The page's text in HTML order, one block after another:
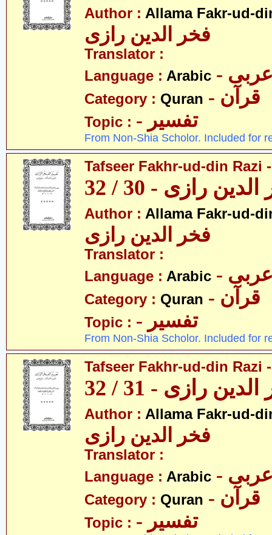
Author : Allama Fakr-ud-
فخر الدین رازی
Translator :
Language : Arabic عربی
Category : Quran - قرآن
Topic : - تفسیر
From Non-Shia Scholor. Included for
Tafseer Fakhr-ud-din Razi
رازی - 30 / 32
Author : Allama Fakr-ud-
فخر الدین رازی
Translator :
Language : Arabic عربی
Category : Quran - قرآن
Topic : - تفسیر
From Non-Shia Scholor. Included for
Tafseer Fakhr-ud-din Razi
رازی - 31 / 32
Author : Allama Fakr-ud-
فخر الدین رازی
Translator :
Language : Arabic عربی
Category : Quran - قرآن
Topic : - تفسیر